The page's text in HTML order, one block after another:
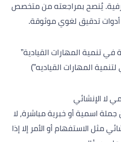
يُنصح بمراجعته من متخصص
أدوات تدقيق لغوي موثوقة.
في تنمية المهارات القيادية”
المهارات القياديه”)
لا الإنشائي
اسمية أو خبرية مباشرة، لا
مثل الاستفهام أو الأمر إلا إذا